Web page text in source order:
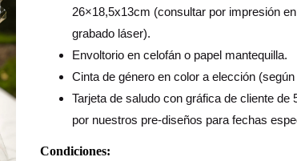
26×18,5x13cm (consultar por impresión
grabado láser).
Envoltorio en celofán o papel mantequilla.
Cinta de género en color a elección
Tarjeta de saludo con gráfica de cliente de
por nuestros pre-diseños para fechas
Condiciones: